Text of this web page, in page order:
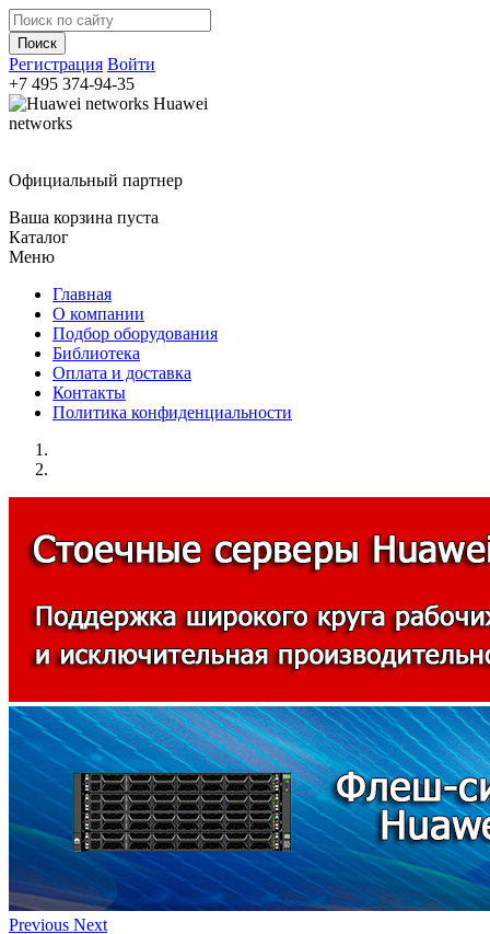
Регистрация Войти
+7 495 374-94-35
Huawei
networks
Официальный партнер
Ваша корзина пуста
Каталог
Меню
Главная
О компании
Подбор оборудования
Библиотека
Оплата и доставка
Контакты
Политика конфиденциальности
Previous Next